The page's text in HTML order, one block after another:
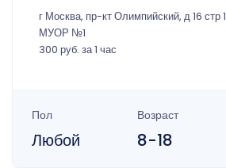
г Москва, пр-кт Олимпийский, д 16 стр 1
МУОР №1
300 руб. за 1 час
Пол
Любой
Возраст
8-18